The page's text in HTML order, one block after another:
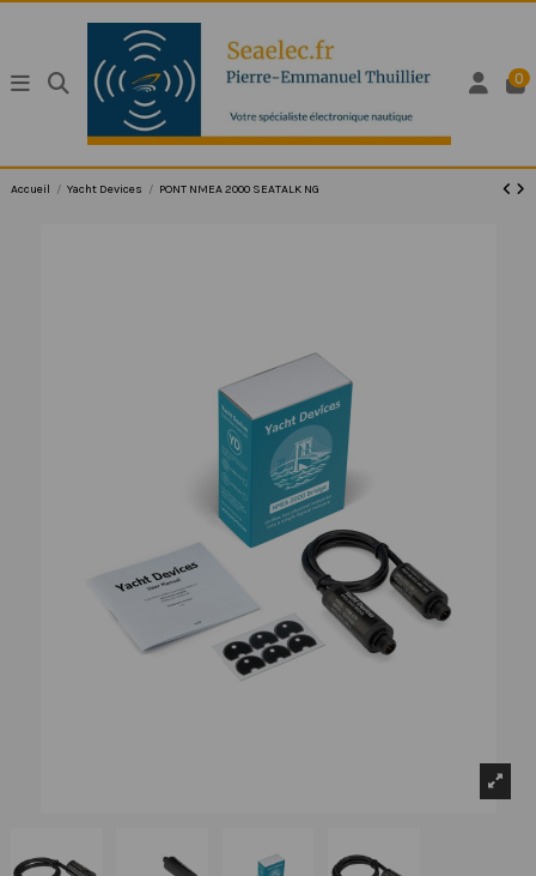
0
Accueil Yacht Devices PONT NMEA 2000 SEATALK NG